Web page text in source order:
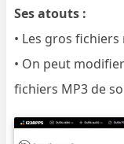
Ses atouts :
• Les gros
• On peut
fichiers MP3 de